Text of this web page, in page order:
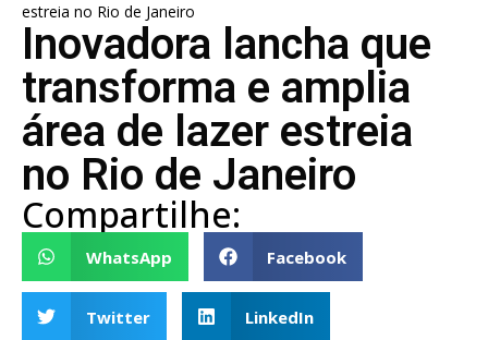
estreia no Rio de Janeiro
Inovadora lancha que
transforma e amplia
área de lazer estreia
no Rio de Janeiro
Compartilhe:
WhatsApp Facebook
Twitter LinkedIn